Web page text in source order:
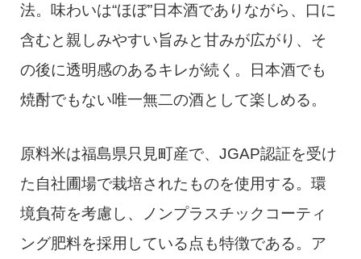
法。味わいは“ほぼ”日本酒でありながら、口に
含むと親しみやすい旨みと甘みが広がり、そ
の後に透明感のあるキレが続く。日本酒でも
焼酎でもない唯一無二の酒として楽しめる。
原料米は福島県只見町産で、JGAP認証を受け
た自社圃場で栽培されたものを使用する。環
境負荷を考慮し、ノンプラスチックコーティ
ング肥料を採用している点も特徴である。ア